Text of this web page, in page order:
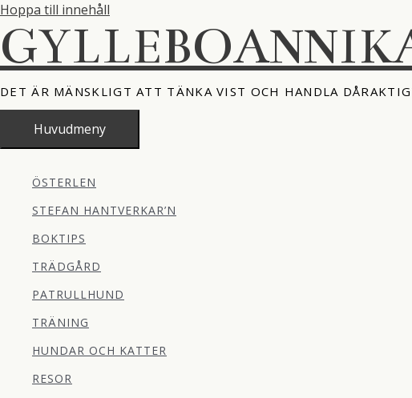
Hoppa till innehåll
DET ÄR MÄNSKLIGT ATT TÄNKA VIST OCH HANDLA
Huvudmeny
ÖSTERLEN
STEFAN HANTVERKAR’N
BOKTIPS
TRÄDGÅRD
PATRULLHUND
TRÄNING
HUNDAR OCH KATTER
RESOR